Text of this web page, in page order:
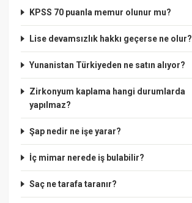
KPSS 70 puanla memur olunur mu?
Lise devamsızlık hakkı geçerse ne olur?
Yunanistan Türkiyeden ne satın alıyor?
Zirkonyum kaplama hangi durumlarda
yapılmaz?
Şap nedir ne işe yarar?
İç mimar nerede iş bulabilir?
Saç ne tarafa taranır?